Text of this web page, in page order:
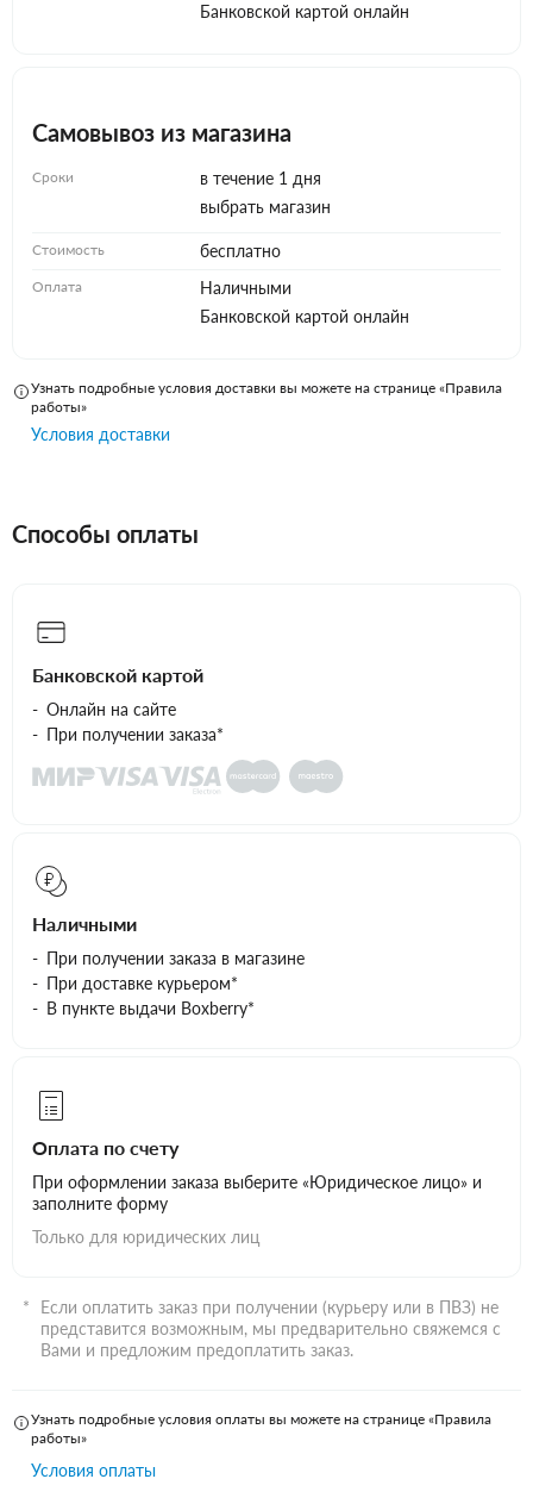
Банковской картой онлайн
Самовывоз из магазина
Сроки
в течение 1 дня
выбрать магазин
Стоимость бесплатно
Оплата
Наличными
Банковской картой онлайн
Узнать подробные условия доставки вы можете на странице «Правила
работы»
Условия доставки
Способы оплаты
Банковской картой
Онлайн на сайте
При получении заказа*
Наличными
При получении заказа в магазине
При доставке курьером*
В пункте выдачи Boxberry*
Оплата по счету
При оформлении заказа выберите «Юридическое лицо» и
заполните форму
Только для юридических лиц
Если оплатить заказ при получении (курьеру или в ПВЗ) не
представится возможным, мы предварительно свяжемся с
Вами и предложим предоплатить заказ.
Узнать подробные условия оплаты вы можете на странице «Правила
работы»
Условия оплаты